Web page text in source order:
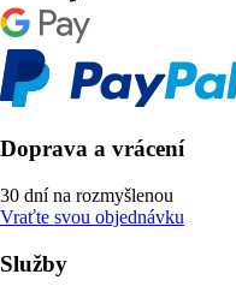
Doprava a vrácení
30 dní na rozmyšlenou
Vraťte svou objednávku
Služby